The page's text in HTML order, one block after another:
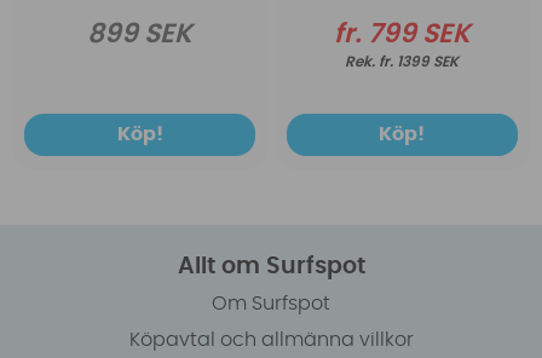
899 SEK
Köp!
fr. 799 SEK
fr. 1399 SEK
Köp!
Allt om Surfspot
Om Surfspot
Köpavtal och allmänna villkor